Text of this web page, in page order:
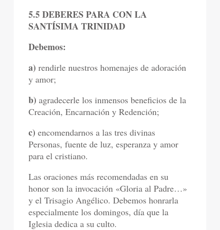
5.5 DEBERES PARA CON LA
SANTÍSIMA TRINIDAD
Debemos:
a)rendirle nuestros homenajes de adoración
y amor;
b) agradecerle los inmensos beneficios de la
Creación, Encarnación y Redención;
c)encomendarnos a las tres divinas
Personas, fuente de luz, esperanza y amor
para el cristiano.
Las oraciones más recomendadas en su
honor son la invocación «Gloria al Padre…»
y el Trisagio Angélico. Debemos honrarla
especialmente los domingos, día que la
Iglesia dedica a su culto.